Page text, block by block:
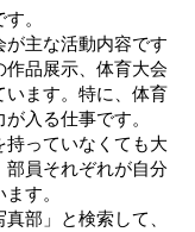
。
主な活動内容です
品展示、体育大会
います。特に、体育
入る仕事です。
っていなくても大
員それぞれが自分
す。
部」と検索して、